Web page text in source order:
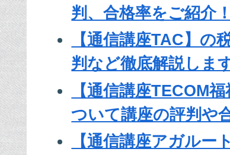
判、合格率をご紹介！
【通信講座TAC】の
判など徹底解説しま
【通信講座TECOM
ついて講座の評判や
【通信講座アガルー